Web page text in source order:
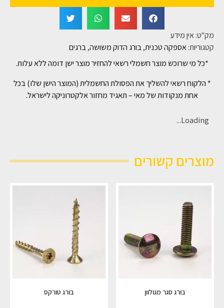
מק"ט: אין מידע
קטגוריות:אספקה טכנית,בורג הדוק משושה,ברגים
*כל מי שרוכש מוצר חשמלי רשאי להחזיר מוצר ישן דומה ללא עלות.
* הלקוח רשאי להשליך את הפסולת החשמלית (המוצר הישן שלו) בכל
אחת מנקודות של מאי – תאגיד מחזור אלקטרוניקה לישראל.
Loading...
מוצרים קשורים
בורג סגר מגולוון
בורג טורקס